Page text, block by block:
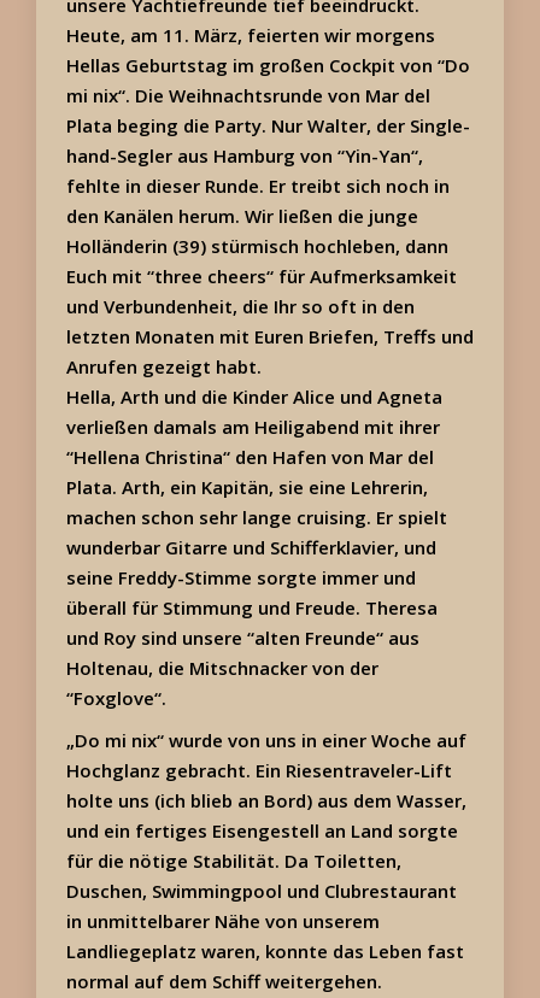
unsere Yachtiefreunde tief beeindruckt.
Heute, am 11. März, feierten wir morgens
Hellas Geburtstag im großen Cockpit von “Do
mi nix“. Die Weihnachtsrunde von Mar del
Plata beging die Party. Nur Walter, der Single-
hand-Segler aus Hamburg von “Yin-Yan“,
fehlte in dieser Runde. Er treibt sich noch in
den Kanälen herum. Wir ließen die junge
Holländerin (39) stürmisch hochleben, dann
Euch mit “three cheers“ für Aufmerksamkeit
und Verbundenheit, die Ihr so oft in den
letzten Monaten mit Euren Briefen, Treffs und
Anrufen gezeigt habt.
Hella, Arth und die Kinder Alice und Agneta
verließen damals am Heiligabend mit ihrer
“Hellena Christina“ den Hafen von Mar del
Plata. Arth, ein Kapitän, sie eine Lehrerin,
machen schon sehr lange cruising. Er spielt
wunderbar Gitarre und Schifferklavier, und
seine Freddy-Stimme sorgte immer und
überall für Stimmung und Freude. Theresa
und Roy sind unsere “alten Freunde“ aus
Holtenau, die Mitschnacker von der
“Foxglove“.
„Do mi nix“ wurde von uns in einer Woche auf
Hochglanz gebracht. Ein Riesentraveler-Lift
holte uns (ich blieb an Bord) aus dem Wasser,
und ein fertiges Eisengestell an Land sorgte
für die nötige Stabilität. Da Toiletten,
Duschen, Swimmingpool und Clubrestaurant
in unmittelbarer Nähe von unserem
Landliegeplatz waren, konnte das Leben fast
normal auf dem Schiff weitergehen.